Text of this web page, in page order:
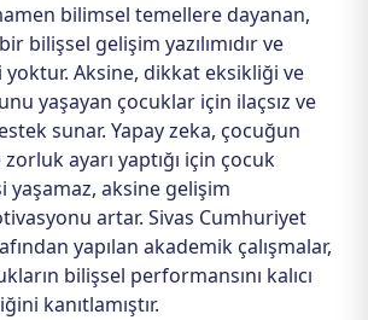
bilimsel temellere dayanan,
bilişsel gelişim yazılımıdır ve
Aksine, dikkat eksikliği ve
yaşayan çocuklar için ilaçsız ve
sunar. Yapay zeka, çocuğun
ayarı yaptığı için çocuk
yaşamaz, aksine gelişim
artar. Sivas Cumhuriyet
yapılan akademik çalışmalar,
bilişsel performansını kalıcı
kanıtlamıştır.